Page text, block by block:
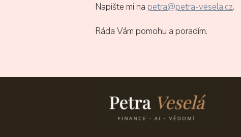
Napište mi na petra@petra-vesela.cz.
Ráda Vám pomohu a poradím.